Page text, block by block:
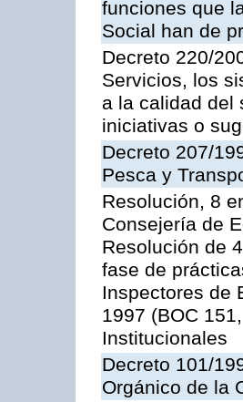
funciones que
Social han de
Decreto 220/
Servicios, los
a la calidad del
iniciativas o
Decreto 207/
Pesca y
Resolución, 8
Consejería de
Resolución de
fase de
Inspectores de
1997 (BOC
Institucionales
Decreto 101/
Orgánico de la